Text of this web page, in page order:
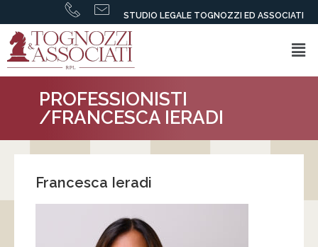
STUDIO LEGALE TOGNOZZI ED ASSOCIATI
PROFESSIONISTI
/FRANCESCA IERADI
Francesca Ieradi